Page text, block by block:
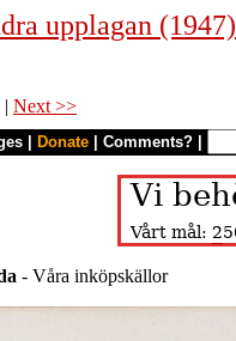
upplagan (1947)
| Next >>
Donate Comments?
- Våra inköpskällor